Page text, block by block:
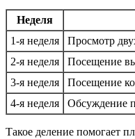
Неделя
1-я неделя
Просмотр
2-я неделя
Посещение
3-я неделя
Посещение
4-я неделя
Обсуждение
Такое деление помогает